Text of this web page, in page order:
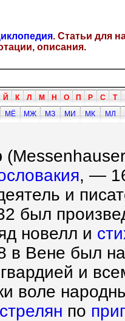
. Статьи для
описания.
Й К Л М Н О П Р С Т
МЁ МЖ МЗ МИ МК МЛ
, —
и
был
новелл и
в Вене был
и
воле
по